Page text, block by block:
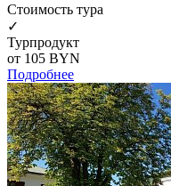
Cтоимость тура
✓
Турпродукт
от 105 BYN
Подробнее